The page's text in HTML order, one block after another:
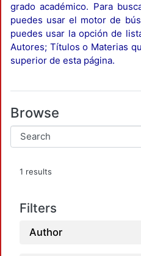
grado académico. Para
puedes usar el motor de
puedes usar la opción de
Autores; Títulos o Materias
superior de esta página.
Browse
1 results
Filters
Author